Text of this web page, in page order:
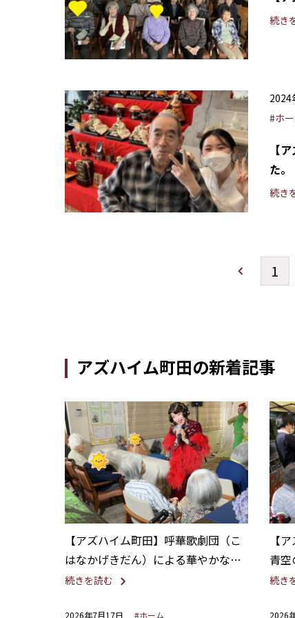
続き
2024
#ホ
【
た。
続き
1
アズハイム町田の新着記事
【アズハイム町田】呼華歌劇団（こ
はなかげきだん）による華やかなシ
ョーを開催しました！
続きを読む
2026年7月17日 #ホーム
【
青
ー
続き
2026